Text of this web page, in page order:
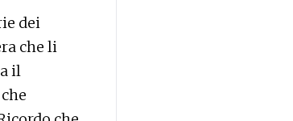
dei
che li
il